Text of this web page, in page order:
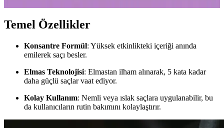
Temel Özellikler
Konsantre Formül: Yüksek etkinlikteki içeriği anında
emilerek saçı besler.
Elmas Teknolojisi: Elmastan ilham alınarak, 5 kata kadar
daha güçlü saçlar vaat ediyor.
Kolay Kullanım: Nemli veya ıslak saçlara uygulanabilir, bu
da kullanıcıların rutin bakımını kolaylaştırır.